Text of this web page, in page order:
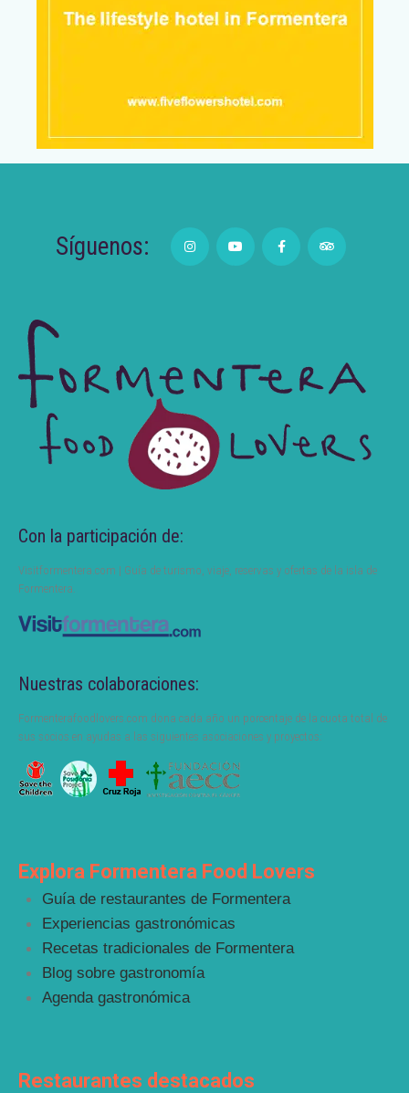
Síguenos:
Con la participación de:
Visitformentera.com | Guía de turismo, viaje, reservas y ofertas de la isla de
Formentera.
Nuestras colaboraciones:
Formenterafoodlovers.com dona cada año un porcentaje de la cuota total de
sus socios en ayudas a las siguientes asociaciones y proyectos:
Explora Formentera Food Lovers
Guía de restaurantes de Formentera
Experiencias gastronómicas
Recetas tradicionales de Formentera
Blog sobre gastronomía
Agenda gastronómica
Restaurantes destacados